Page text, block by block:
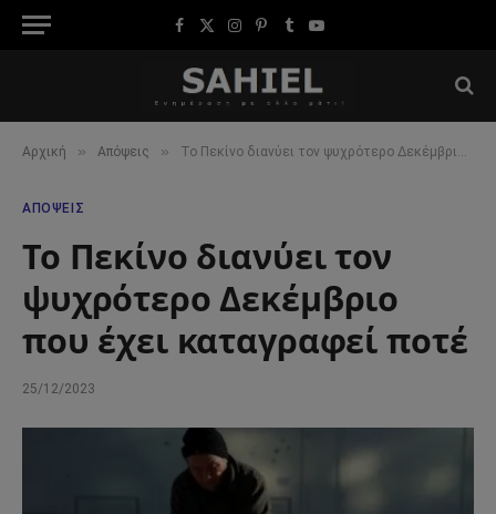
Facebook
X
Instagram
Pinterest
TumblrYouTube
Αρχική » Απόψεις » Το Πεκίνο διανύει τον ψυχρότερο Δεκέμβριο που έχει καταγραφεί ποτέ
ΑΠΌΨΕΙΣ
Το Πεκίνο διανύει τον
ψυχρότερο Δεκέμβριο
που έχει καταγραφεί ποτέ
25/12/2023